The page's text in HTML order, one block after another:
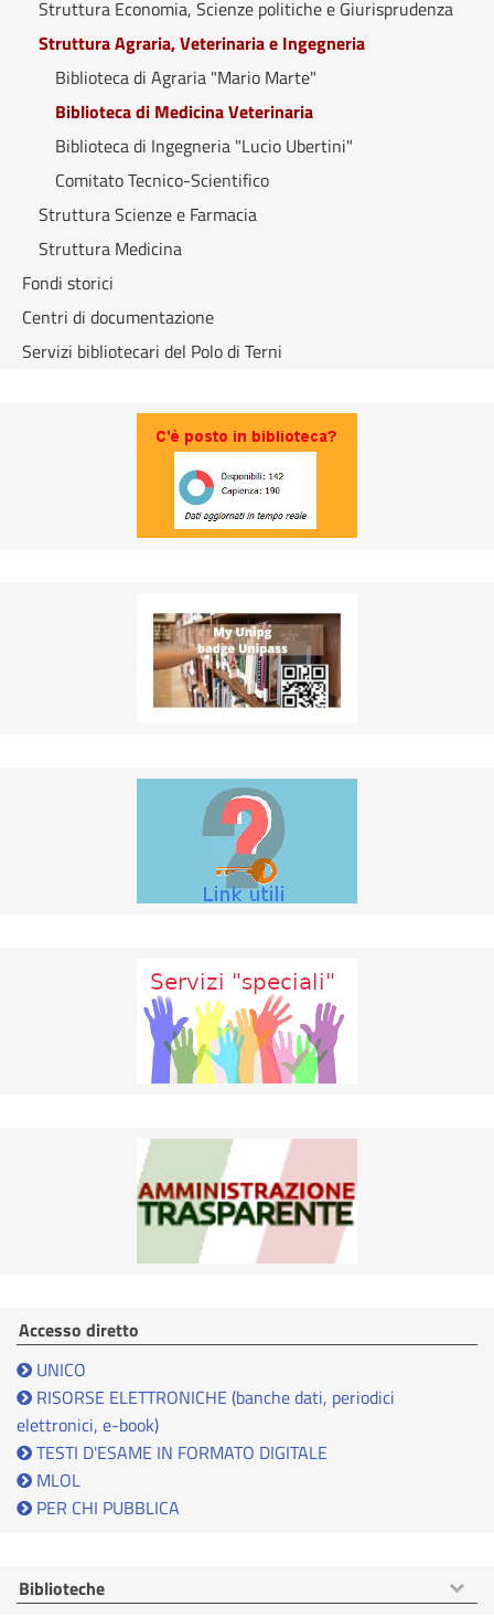
Struttura Economia, Scienze politiche e Giurisprudenza
Struttura Agraria, Veterinaria e Ingegneria
Biblioteca di Agraria "Mario Marte"
Biblioteca di Medicina Veterinaria
Biblioteca di Ingegneria "Lucio Ubertini"
Comitato Tecnico-Scientifico
Struttura Scienze e Farmacia
Struttura Medicina
Fondi storici
Centri di documentazione
Servizi bibliotecari del Polo di Terni
Accesso diretto
UNICO
RISORSE ELETTRONICHE (banche dati, periodici
elettronici, e-book)
TESTI D'ESAME IN FORMATO DIGITALE
MLOL
PER CHI PUBBLICA
Mostra
voci
Biblioteche